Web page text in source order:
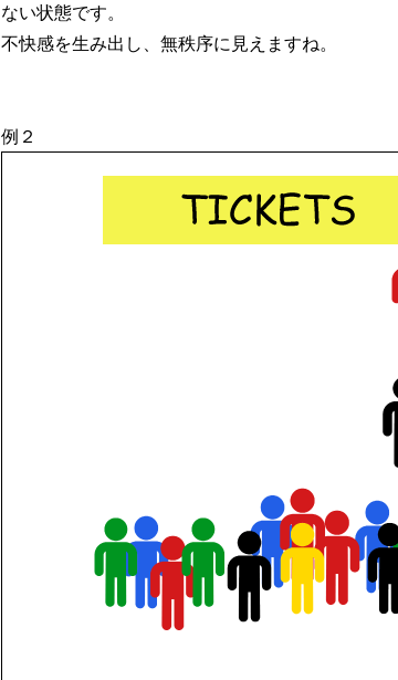
ない状態です。
不快感を生み出し、無秩序に見えますね。
例２